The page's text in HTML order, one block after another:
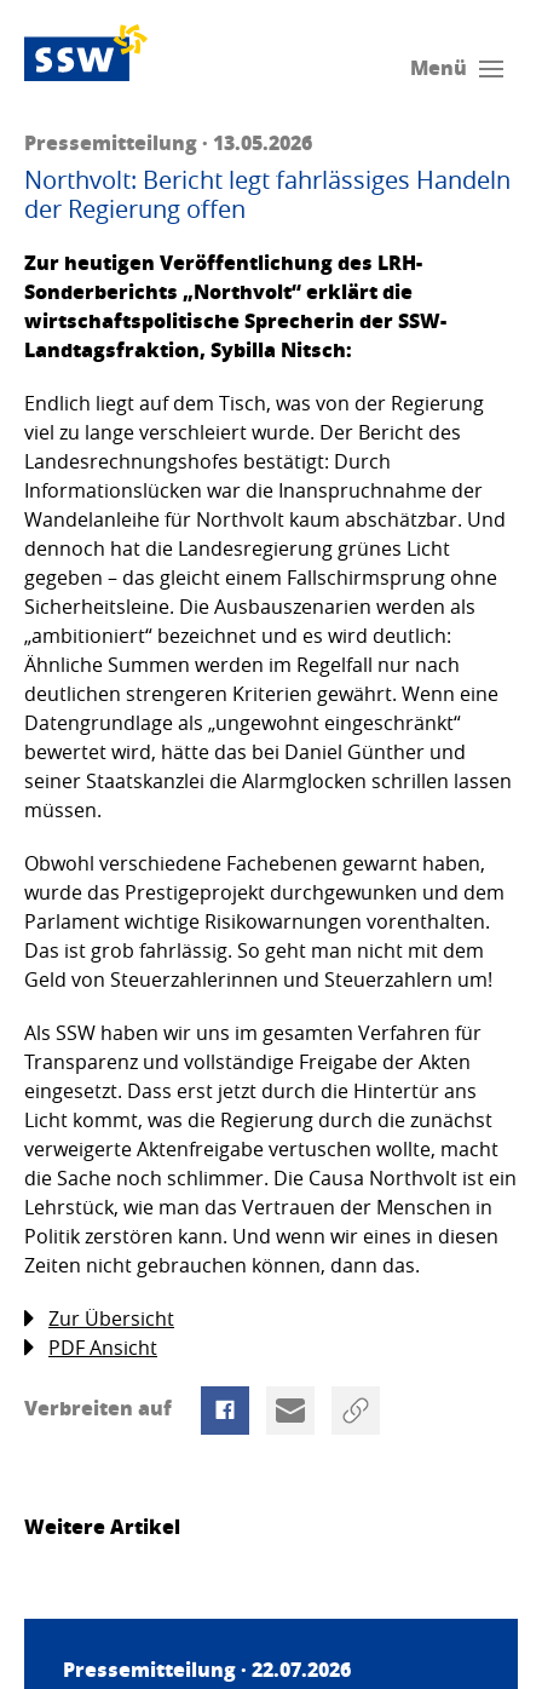
Menü
Pressemitteilung · 13.05.2026
Northvolt: Bericht legt fahrlässiges Handeln
der Regierung offen
Zur heutigen Veröffentlichung des LRH-
Sonderberichts „Northvolt“ erklärt die
wirtschaftspolitische Sprecherin der SSW-
Landtagsfraktion, Sybilla Nitsch:
Endlich liegt auf dem Tisch, was von der Regierung
viel zu lange verschleiert wurde. Der Bericht des
Landesrechnungshofes bestätigt: Durch
Informationslücken war die Inanspruchnahme der
Wandelanleihe für Northvolt kaum abschätzbar. Und
dennoch hat die Landesregierung grünes Licht
gegeben – das gleicht einem Fallschirmsprung ohne
Sicherheitsleine. Die Ausbauszenarien werden als
„ambitioniert“ bezeichnet und es wird deutlich:
Ähnliche Summen werden im Regelfall nur nach
deutlichen strengeren Kriterien gewährt. Wenn eine
Datengrundlage als „ungewohnt eingeschränkt“
bewertet wird, hätte das bei Daniel Günther und
seiner Staatskanzlei die Alarmglocken schrillen lassen
müssen.
Obwohl verschiedene Fachebenen gewarnt haben,
wurde das Prestigeprojekt durchgewunken und dem
Parlament wichtige Risikowarnungen vorenthalten.
Das ist grob fahrlässig. So geht man nicht mit dem
Geld von Steuerzahlerinnen und Steuerzahlern um!
Als SSW haben wir uns im gesamten Verfahren für
Transparenz und vollständige Freigabe der Akten
eingesetzt. Dass erst jetzt durch die Hintertür ans
Licht kommt, was die Regierung durch die zunächst
verweigerte Aktenfreigabe vertuschen wollte, macht
die Sache noch schlimmer. Die Causa Northvolt ist ein
Lehrstück, wie man das Vertrauen der Menschen in
Politik zerstören kann. Und wenn wir eines in diesen
Zeiten nicht gebrauchen können, dann das.
Zur Übersicht
PDF Ansicht
Verbreiten auf
Weitere Artikel
Pressemitteilung · 22.07.2026